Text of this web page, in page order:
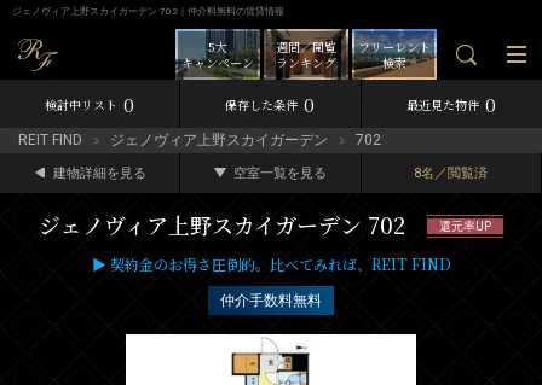
ジェノヴィア上野スカイガーデン 702｜仲介料無料の賃貸情報
フリーレント
検索
週間／閲覧
ランキング
5大
キャンペーン
検討中リスト 0 保存した条件 0 最近見た物件 0
REIT FIND ジェノヴィア上野スカイガーデン 702
建物詳細を見る 空室一覧を見る 8名／閲覧済
ジェノヴィア上野スカイガーデン 702 還元率UP
▶ 契約金のお得さ圧倒的。比べてみれば、REIT FIND
仲介手数料無料